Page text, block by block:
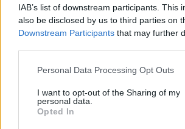
IAB’s list of downstream participants. This
also be disclosed by us to third parties on
Downstream Participants that may further
Personal Data Processing Opt Outs
I want to opt-out of the Sharing of my
personal data.
Opted In
ΥΓΕΊΑ 07/08/2026 - 11:57
Γλοιοβλάστωμα: Νέο «παράθυρο»
αποτελεσματική χημειοθεραπεία
ΛΔ Κονγκό: Πάνω από 4.000 τα
κρούσματα Έμπολα